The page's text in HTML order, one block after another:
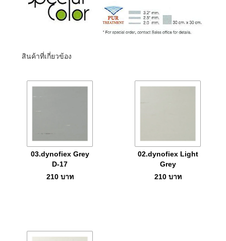
สินค้าที่เกี่ยวข้อง
03.dynofiex Grey
D-17
210 บาท
02.dynofiex Light
Grey
210 บาท